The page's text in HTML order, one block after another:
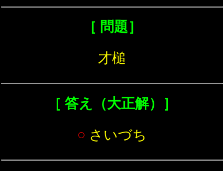
［ 問題］
才槌
［ 答え（大正解）］
○ さいづち